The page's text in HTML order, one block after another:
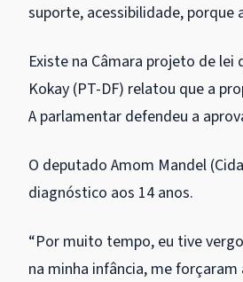
suporte, acessibilidade, porque
Existe na Câmara projeto de
Kokay (PT-DF) relatou que a
A parlamentar defendeu a
O deputado Amom Mandel
diagnóstico aos 14 anos.
“Por muito tempo, eu tive
na minha infância, me